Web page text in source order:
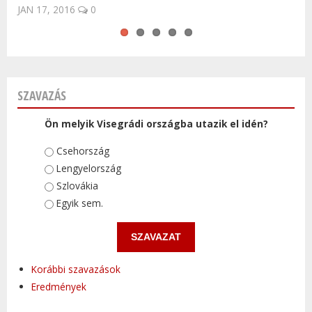
JAN 17, 2016
0
SZAVAZÁS
Ön melyik Visegrádi országba utazik el idén?
Választások
Csehország
Lengyelország
Szlovákia
Egyik sem.
Korábbi szavazások
Eredmények